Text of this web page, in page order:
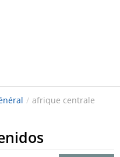
/ afrique centrale